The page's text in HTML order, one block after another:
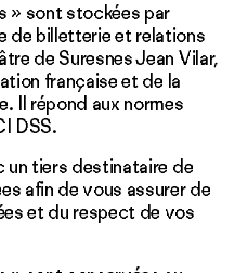
» sont stockées par
de billetterie et relations
de Suresnes Jean Vilar,
française et de la
Il répond aux normes
DSS.
un tiers destinataire de
afin de vous assurer de
et du respect de vos